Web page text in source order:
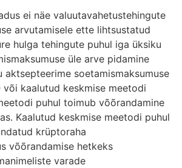
ei näe valuutavahetustehingute
arvutamisele ette lihtsustatud
hulga tehingute puhul iga üksiku
üle arve pidamine
aktsepteerime soetamismaksumuse
või kaalutud keskmise meetodi
puhul toimub võõrandamine
Kaalutud keskmise meetodi puhul
krüptoraha
võõrandamise hetkeks
varade